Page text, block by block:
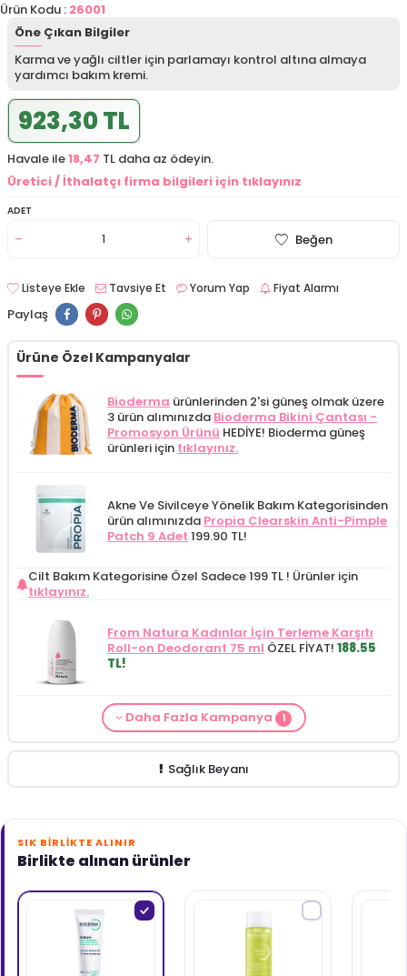
Ürün Kodu : 26001
Öne Çıkan Bilgiler
Karma ve yağlı ciltler için parlamayı kontrol altına almaya
yardımcı bakım kremi.
923,30 TL
Havale ile18,47 TL daha az ödeyin.
Üretici / İthalatçı firma bilgileri için tıklayınız
ADET
Beğen
Listeye Ekle Tavsiye Et Yorum Yap Fiyat Alarmı
Paylaş
Ürüne Özel Kampanyalar
Bioderma ürünlerinden 2'si güneş olmak üzere
3 ürün alımınızda Bioderma Bikini Çantası -
Promosyon Ürünü HEDİYE! Bioderma güneş
ürünleri için tıklayınız.
Akne Ve Sivilceye Yönelik Bakım Kategorisinden
ürün alımınızda Propia Clearskin Anti-Pimple
Patch 9 Adet 199.90 TL!
Cilt Bakım Kategorisine Özel Sadece 199 TL ! Ürünler için
tıklayınız.
From Natura Kadınlar İçin Terleme Karşıtı
Roll-on Deodorant 75 ml ÖZEL FİYAT! 188.55
TL!
Cilt Bakım ürünü siparişinizdeMamaaura
Daha Fazla Kampanya 1
Sağlık Beyanı
SIK BIRLIKTE ALINIR
Birlikte alınan ürünler